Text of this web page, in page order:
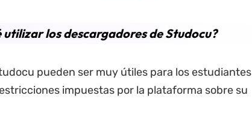
utilizar los descargadores de Studocu?
pueden ser muy útiles para los estudiantes
impuestas por la plataforma sobre su